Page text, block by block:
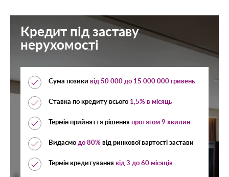
Кредит під заставу
нерухомості
Сума позики від 50 000 до 15 000 000 гривень
Ставка по кредиту всього 1,5% в місяць
Термін прийняття рішення протягом 9 хвилин
Видаємо до 80% від ринкової вартості застави
Термін кредитування від 3 до 60 місяців